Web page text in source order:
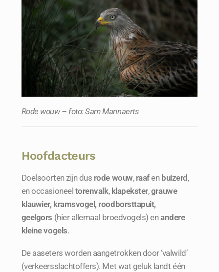
Rode wouw – foto: Sam Mannaerts
Hoofdacteurs
Doelsoorten zijn dus rode wouw, raafen buizerd ,
en occasioneel torenvalk, klapekster,grauwe
klauwier, kramsvogel, roodborsttapuit,
geelgors (hier allemaal broedvogels) enandere
kleine vogels.
De aaseters worden aangetrokken door ‘valwild’
(verkeersslachtoffers). Met wat geluk landt één